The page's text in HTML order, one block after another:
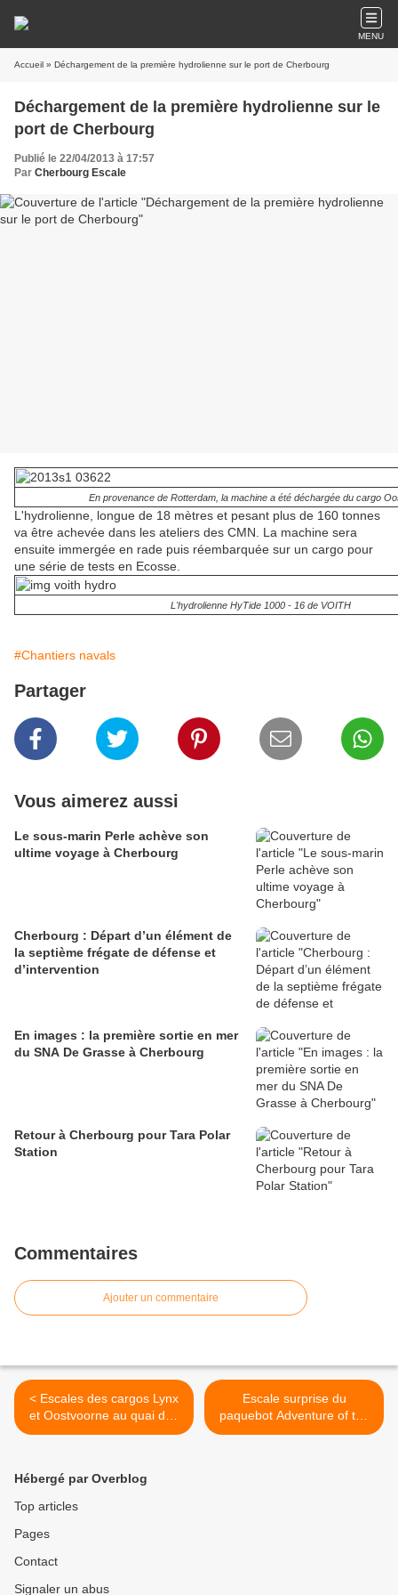
MENU
Accueil » Déchargement de la première hydrolienne sur le port de Cherbourg
Déchargement de la première hydrolienne sur le
port de Cherbourg
Publié le 22/04/2013 à 17:57
Par Cherbourg Escale
En provenance de Rotterdam, la machine a été déchargée du cargo
L'hydrolienne, longue de 18 mètres et pesant plus de 160 tonnes
va être achevée dans les ateliers des CMN. La machine sera
ensuite immergée en rade puis réembarquée sur un cargo pour
une série de tests en Ecosse.
L'hydrolienne HyTide 1000 - 16 de VOITH
#Chantiers navals
Partager
Vous aimerez aussi
Le sous-marin Perle achève son
ultime voyage à Cherbourg
Cherbourg : Départ d’un élément de
la septième frégate de défense et
d’intervention
En images : la première sortie en mer
du SNA De Grasse à Cherbourg
Retour à Cherbourg pour Tara Polar
Station
Commentaires
Ajouter un commentaire
< Escales des cargos Lynx
et Oostvoorne au quai des
Flamands
Escale surprise du
paquebot Adventure of the
Seas le 6 mai >
Hébergé par Overblog
Top articles
Pages
Contact
Signaler un abus